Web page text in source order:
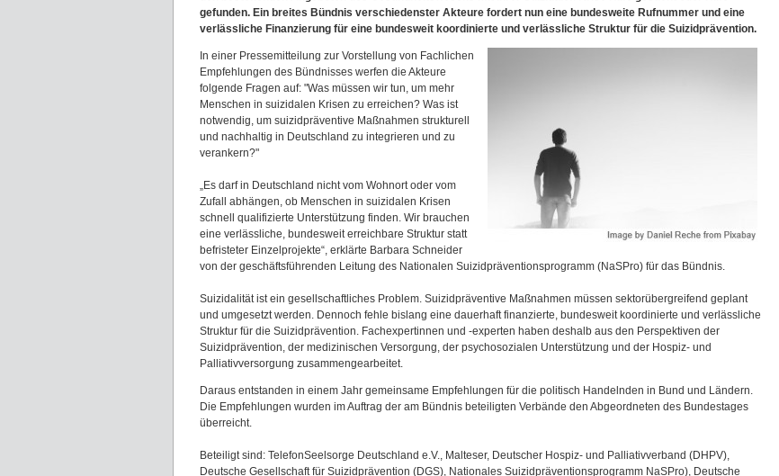
gefunden. Ein breites Bündnis verschiedenster Akteure fordert nun eine bundesweite Rufnummer und eine
verlässliche Finanzierung für eine bundesweit koordinierte und verlässliche Struktur für die Suizidprävention.
In einer Pressemitteilung zur Vorstellung von Fachlichen
Empfehlungen des Bündnisses werfen die Akteure
folgende Fragen auf: "Was müssen wir tun, um mehr
Menschen in suizidalen Krisen zu erreichen? Was ist
notwendig, um suizidpräventive Maßnahmen strukturell
und nachhaltig in Deutschland zu integrieren und zu
verankern?"
„Es darf in Deutschland nicht vom Wohnort oder vom
Zufall abhängen, ob Menschen in suizidalen Krisen
schnell qualifizierte Unterstützung finden. Wir brauchen
eine verlässliche, bundesweit erreichbare Struktur statt
befristeter Einzelprojekte“, erklärte Barbara Schneider
von der geschäftsführenden Leitung des Nationalen Suizidpräventionsprogramm (NaSPro) für das Bündnis.
Suizidalität ist ein gesellschaftliches Problem. Suizidpräventive Maßnahmen müssen sektorübergreifend geplant
und umgesetzt werden. Dennoch fehle bislang eine dauerhaft finanzierte, bundesweit koordinierte und verlässliche
Struktur für die Suizidprävention. Fachexpertinnen und -experten haben deshalb aus den Perspektiven der
Suizidprävention, der medizinischen Versorgung, der psychosozialen Unterstützung und der Hospiz- und
Palliativversorgung zusammengearbeitet.
Daraus entstanden in einem Jahr gemeinsame Empfehlungen für die politisch Handelnden in Bund und Ländern.
Die Empfehlungen wurden im Auftrag der am Bündnis beteiligten Verbände den Abgeordneten des Bundestages
überreicht.
Beteiligt sind: TelefonSeelsorge Deutschland e.V., Malteser, Deutscher Hospiz- und Palliativverband (DHPV),
Deutsche Gesellschaft für Suizidprävention (DGS), Nationales Suizidpräventionsprogramm NaSPro), Deutsche